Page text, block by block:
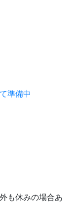
準備中
も休みの場合あ